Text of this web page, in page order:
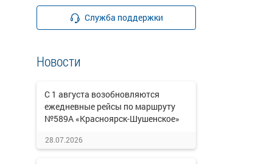
Служба поддержки
Новости
С 1 августа возобновляются
ежедневные рейсы по маршруту
№589А «Красноярск-Шушенское»
28.07.2026